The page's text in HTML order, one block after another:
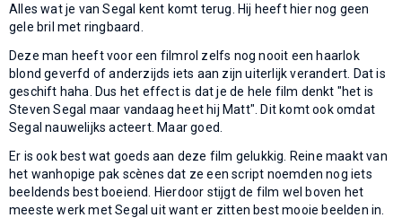
Alles wat je van Segal kent komt terug. Hij heeft hier nog geen
gele bril met ringbaard.
Deze man heeft voor een filmrol zelfs nog nooit een haarlok
blond geverfd of anderzijds iets aan zijn uiterlijk verandert. Dat is
geschift haha. Dus het effect is dat je de hele film denkt "het is
Steven Segal maar vandaag heet hij Matt". Dit komt ook omdat
Segal nauwelijks acteert. Maar goed.
Er is ook best wat goeds aan deze film gelukkig. Reine maakt van
het wanhopige pak scènes dat ze een script noemden nog iets
beeldends best boeiend. Hierdoor stijgt de film wel boven het
meeste werk met Segal uit want er zitten best mooie beelden in.